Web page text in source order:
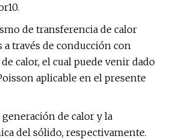
de transferencia de calor
través de conducción con
calor, el cual puede venir dado
aplicable en el presente
de calor y la
del sólido, respectivamente.